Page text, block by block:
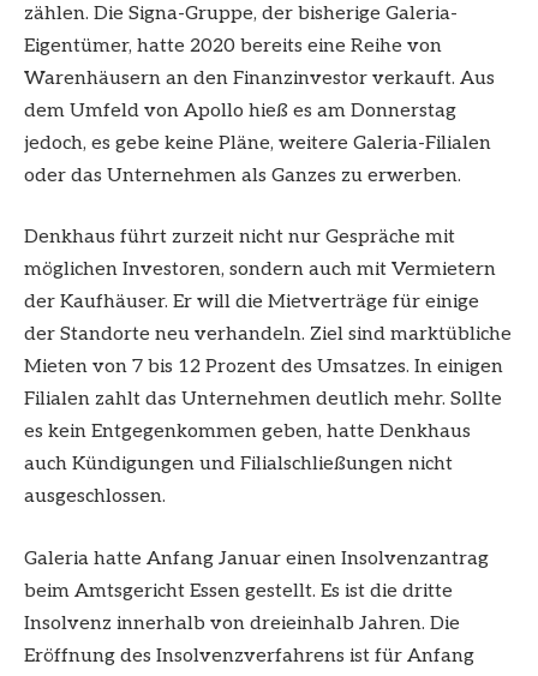
zählen. Die Signa-Gruppe, der bisherige Galeria-
Eigentümer, hatte 2020 bereits eine Reihe von
Warenhäusern an den Finanzinvestor verkauft. Aus
dem Umfeld von Apollo hieß es am Donnerstag
jedoch, es gebe keine Pläne, weitere Galeria-Filialen
oder das Unternehmen als Ganzes zu erwerben.
Denkhaus führt zurzeit nicht nur Gespräche mit
möglichen Investoren, sondern auch mit Vermietern
der Kaufhäuser. Er will die Mietverträge für einige
der Standorte neu verhandeln. Ziel sind marktübliche
Mieten von 7 bis 12 Prozent des Umsatzes. In einigen
Filialen zahlt das Unternehmen deutlich mehr. Sollte
es kein Entgegenkommen geben, hatte Denkhaus
auch Kündigungen und Filialschließungen nicht
ausgeschlossen.
Galeria hatte Anfang Januar einen Insolvenzantrag
beim Amtsgericht Essen gestellt. Es ist die dritte
Insolvenz innerhalb von dreieinhalb Jahren. Die
Eröffnung des Insolvenzverfahrens ist für Anfang